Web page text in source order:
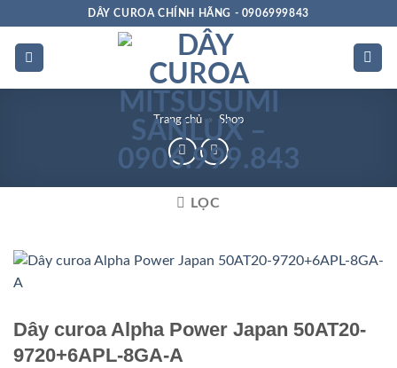
dung
DÂY CUROA CHÍNH HÃNG - 0906999843
Trang chủ » Shop
LỌC
Dây curoa Alpha Power Japan 50AT20-
9720+6APL-8GA-A